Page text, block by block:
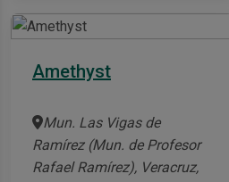
Amethyst
Mun. Las Vigas de
Ramírez (Mun. de Profesor
Rafael Ramírez), Veracruz,